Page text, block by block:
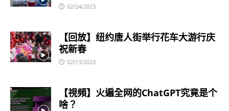
02/24/2023
【回放】纽约唐人街举行花车大游行庆
祝新春
02/13/2023
【視頻】火遍全网的ChatGPT究竟是个
啥？